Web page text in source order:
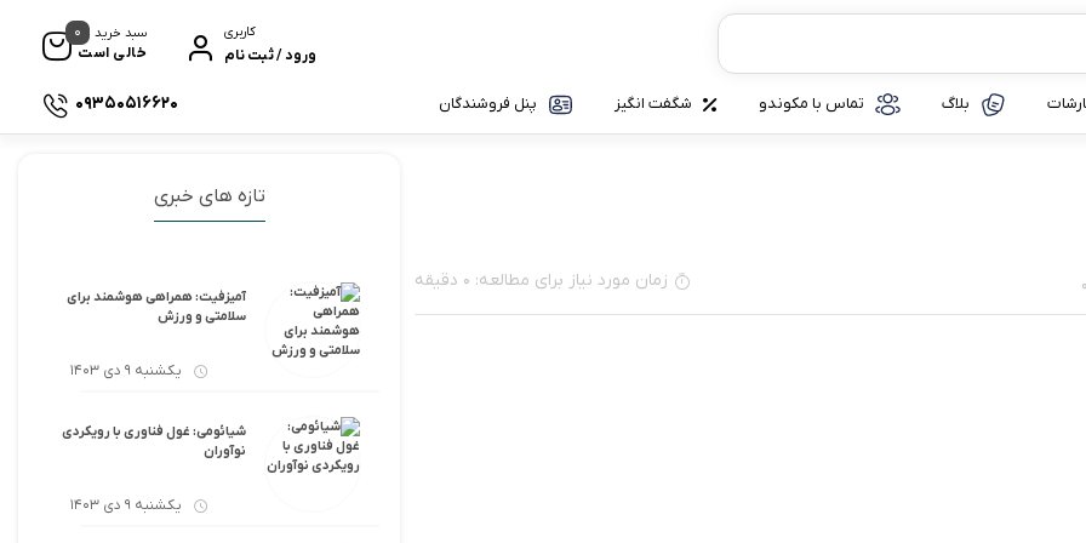
کاربری
ورود / ثبت نام
سبد خرید
خالی است
0
بلاگ تماس با مکوندو شگفت انگیز پنل فروشندگان 09350516620
زمان مورد نیاز برای مطالعه: 0 دقیقه
تازه های خبری
آمیزفیت: همراهی هوشمند برای
سلامتی و ورزش
یکشنبه 9 دی 1403
شیائومی: غول فناوری با رویکردی
نوآوران
یکشنبه 9 دی 1403